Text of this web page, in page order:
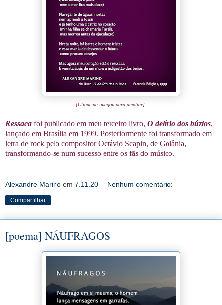
[Clique na imagem para ampliar]
Ressaca foi publicado em meu terceiro livro, O delírio dos búzios,
lançado em Brasília em 1999. Posteriormente foi transformado em
letra de rock pelo compositor Octávio Scapin, de Goiânia,
transformando-se num sucesso entre os fãs do músico.
Alexandre Marino em 7.11.20 Nenhum comentário:
Compartilhar
[poema] NÁUFRAGOS